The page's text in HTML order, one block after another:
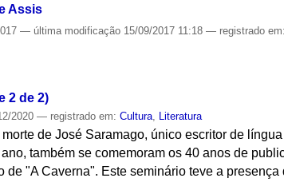
Assis
— última modificação 15/09/2017 11:18— registrado em:
2 de 2)
2020— registrado em:Cultura, Literatura
de José Saramago, único escritor de
também se comemoram os 40 anos de
de "A Caverna". Este seminário teve a